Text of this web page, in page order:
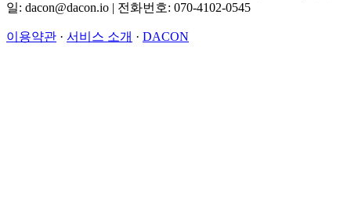
일: dacon@dacon.io | 전화번호: 070-4102-0545
이용약관 · 서비스 소개 · DACON